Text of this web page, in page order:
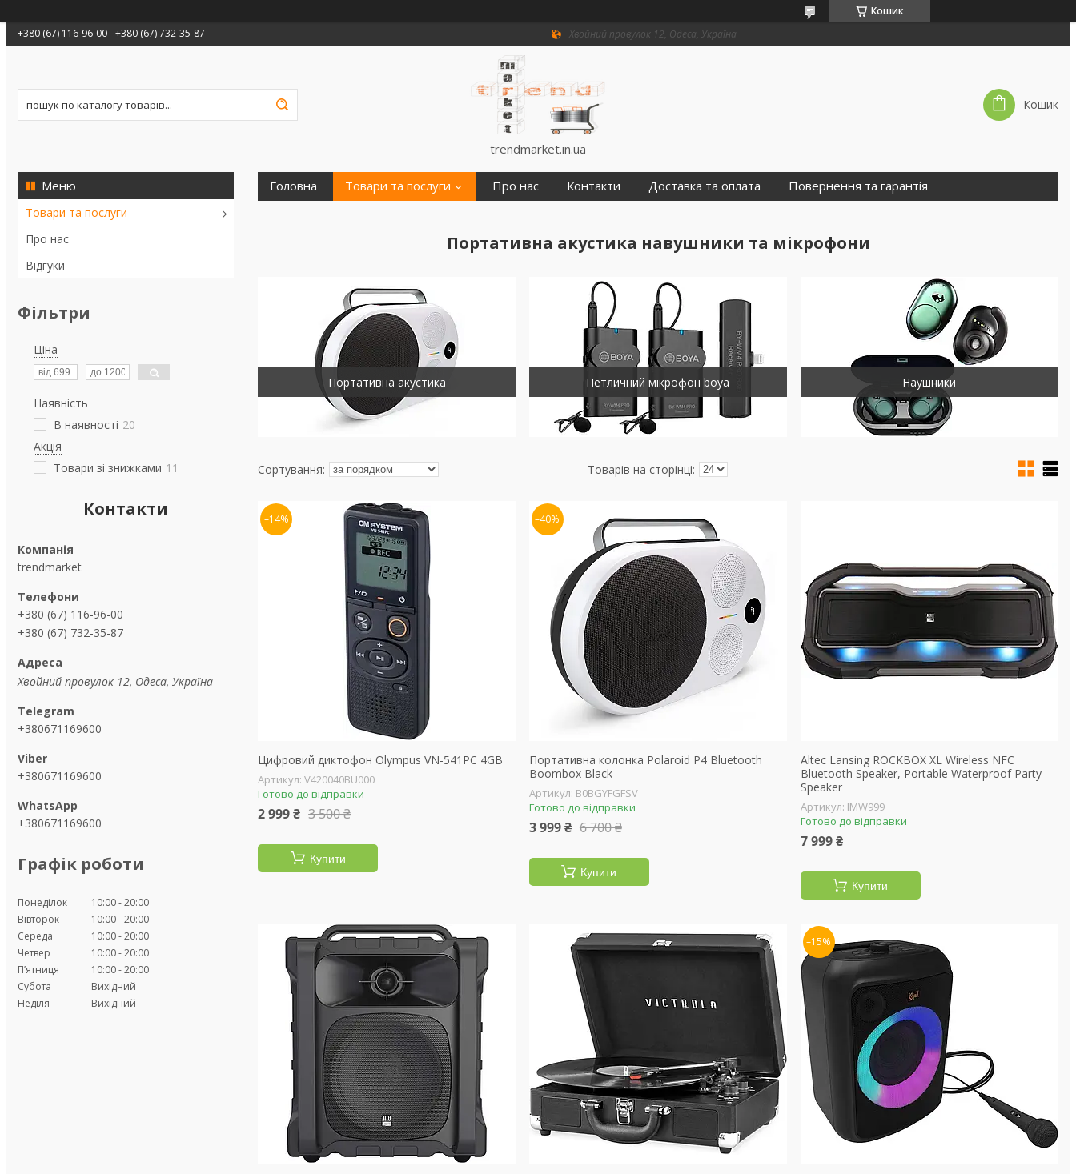
Кошик
+380 (67) 116-96-00 +380 (67) 732-35-87 Хвойний провулок 12, Одеса, Україна
trendmarket.in.ua
Кошик
Товари та послуги
Про нас
Відгуки
Фільтри
Ціна
Наявність
В наявності 20
Акція
Товари зі знижками 11
Контакти
trendmarket
+380 (67) 116-96-00
+380 (67) 732-35-87
Хвойний провулок 12, Одеса, Україна
+380671169600
+380671169600
+380671169600
Графік роботи
Понеділок 10:00 20:00
Вівторок
10:00 20:00
Середа
10:00 20:00
Четвер
10:00 20:00
Пʼятниця
10:00 20:00
Субота
Вихідний
Неділя
Вихідний
Головна Товари та послуги Про нас Контакти Доставка та оплата Повернення та гарантія
Портативна акустика навушники та мікрофони
Портативна акустика Петличний мікрофон boya Наушники
–14%
Цифровий диктофон Olympus VN-541PC 4GB
V420040BU000
Готово до відправки
2 999 ₴ 3 500 ₴
Купити
–40%
Портативна колонка Polaroid P4 Bluetooth
Boombox Black
B0BGYFGFSV
Готово до відправки
3 999 ₴ 6 700 ₴
Купити
Altec Lansing ROCKBOX XL Wireless NFC
Bluetooth Speaker, Portable Waterproof Party
Speaker
IMW999
Готово до відправки
7 999 ₴
Купити
–15%